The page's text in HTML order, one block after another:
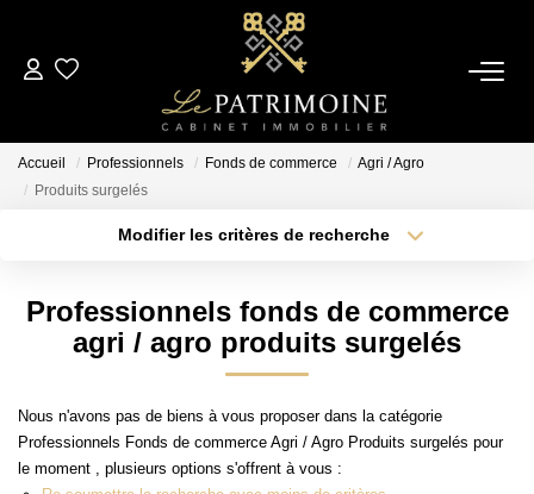
ACCUEIL
Ventes
Locations
ESTIMATION
Accueil Professionnels Fonds de commerce
Agri / Agro
Produits surgelés
Modifier les critères de recherche
Sélectionnez...
Type de bien
Surface min
Créer une alerte
Professionnels fonds de commerce
agri / agro produits surgelés
Nous n'avons pas de biens à vous proposer dans la catégorie
Professionnels Fonds de commerce Agri / Agro Produits surgelés pour
le moment , plusieurs options s'offrent à vous :